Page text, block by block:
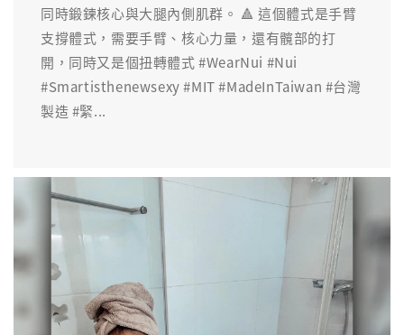
同時鍛鍊核心與大腿內側肌群。 🔺 這個體式是手臂
支撐體式，需要手臂、核心力量，還有髖部的打
開，同時又是個扭轉體式 #WearNui #Nui
#Smartisthenewsexy #MIT #MadeInTaiwan #台灣
製造 #緊...